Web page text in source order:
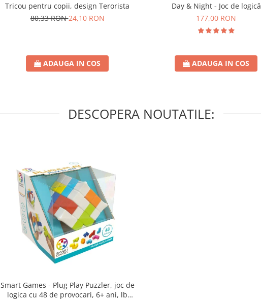
Tricou pentru copii, design Terorista
80,33 RON24,10 RON
ADAUGA IN COS
Day & Night - Joc de logică
177,00 RON
ADAUGA IN COS
DESCOPERA NOUTATILE:
Smart Games - Plug Play Puzzler, joc de
logica cu 48 de provocari, 6+ ani, lb